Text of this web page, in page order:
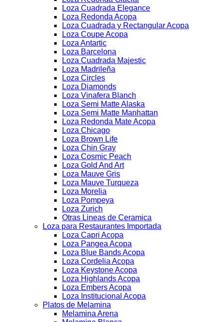
Loza Cuadrada Elegance
Loza Redonda Acopa
Loza Cuadrada y Rectangular Acopa
Loza Coupe Acopa
Loza Antartic
Loza Barcelona
Loza Cuadrada Majestic
Loza Madrileña
Loza Circles
Loza Diamonds
Loza Vinafera Blanch
Loza Semi Matte Alaska
Loza Semi Matte Manhattan
Loza Redonda Mate Acopa
Loza Chicago
Loza Brown Life
Loza Chin Gray
Loza Cosmic Peach
Loza Gold And Art
Loza Mauve Gris
Loza Mauve Turqueza
Loza Morelia
Loza Pompeya
Loza Zurich
Otras Lineas de Ceramica
Loza para Restaurantes Importada
Loza Capri Acopa
Loza Pangea Acopa
Loza Blue Bands Acopa
Loza Cordelia Acopa
Loza Keystone Acopa
Loza Highlands Acopa
Loza Embers Acopa
Loza Institucional Acopa
Platos de Melamina
Melamina Arena